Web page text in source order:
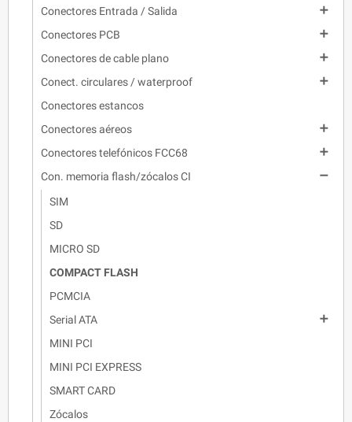
Conectores Entrada / Salida

Conectores PCB

Conectores de cable plano

Conect. circulares / waterproof

Conectores estancos
Conectores aéreos

Conectores telefónicos FCC68

Con. memoria flash/zócalos CI

SIM
SD
MICRO SD
COMPACT FLASH
PCMCIA
Serial ATA

MINI PCI
MINI PCI EXPRESS
SMART CARD
Zócalos